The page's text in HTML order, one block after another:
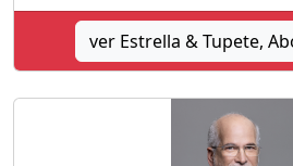
ver Estrella & Tupete,